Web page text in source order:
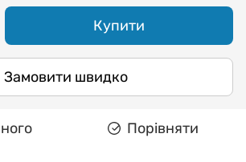
Купити
Замовити швидко
Порівняти